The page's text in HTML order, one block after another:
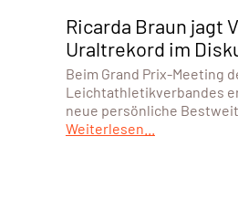
Ricarda Braun jagt
Uraltrekord im
Beim Grand Prix-Meeting
Leichtathletikverbandes
neue persönliche
Weiterlesen...